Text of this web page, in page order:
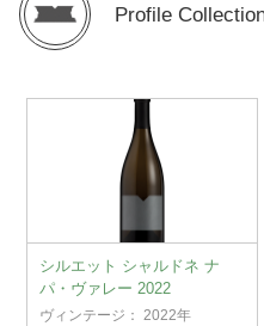
Profile
シルエット シャルドネ ナ
パ・ヴァレー 2022
ヴィンテージ：2022年